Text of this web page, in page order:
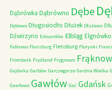
Dąbrówka Dąbrówno Dębe
Dębowo Długosiodło Dłużek Dłużewo
Dźwirzyno Edwardów Elbląg Elgnówko
Falkowo Flansburg Flensburg Florynki
Frombork Frydland Frygnowo
Gajówka Garbów Garczegorze Gardna Wielka
Gawłowo Gawłów Gać Gdańsk